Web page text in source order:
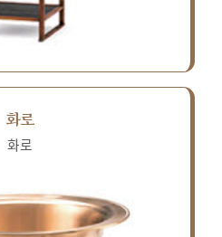
화로
화로